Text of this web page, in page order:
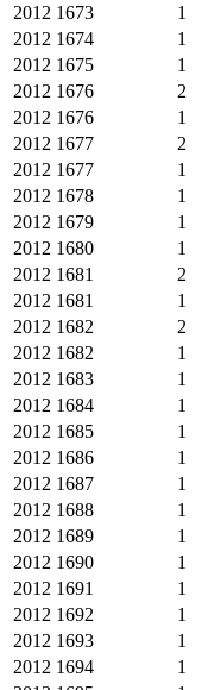
2012 1673 1
2012 1674 1
2012 1675 1
2012 1676 2
2012 1676 1
2012 1677 2
2012 1677 1
2012 1678 1
2012 1679 1
2012 1680 1
2012 1681 2
2012 1681 1
2012 1682 2
2012 1682 1
2012 1683 1
2012 1684 1
2012 1685 1
2012 1686 1
2012 1687 1
2012 1688 1
2012 1689 1
2012 1690 1
2012 1691 1
2012 1692 1
2012 1693 1
2012 1694 1